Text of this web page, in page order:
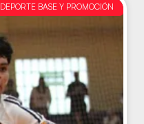
DEPORTE BASE Y PROMOCIÓN